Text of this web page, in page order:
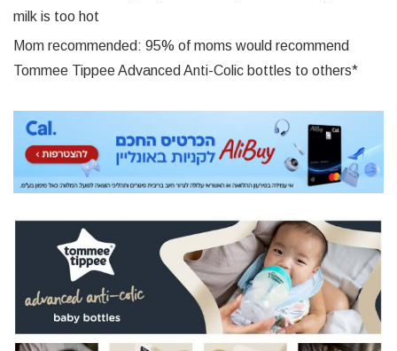
milk is too hot
Mom recommended: 95% of moms would recommend
Tommee Tippee Advanced Anti-Colic bottles to others*